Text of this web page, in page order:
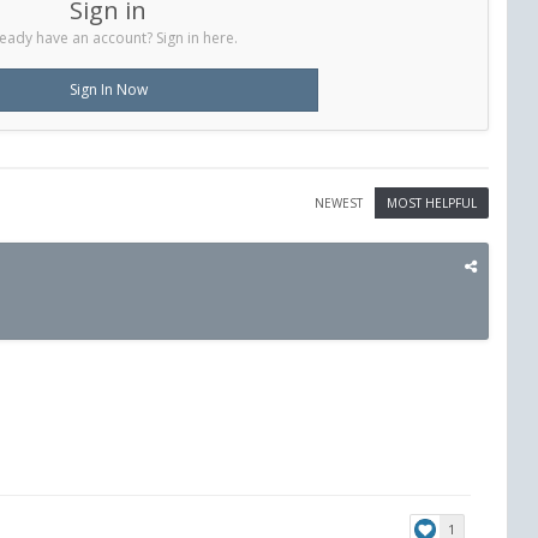
Sign in
have an account? Sign in here.
Sign In Now
MOST HELPFUL
NEWEST
1